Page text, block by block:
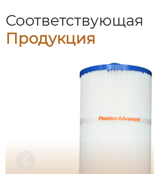
Соответствующая
Продукция